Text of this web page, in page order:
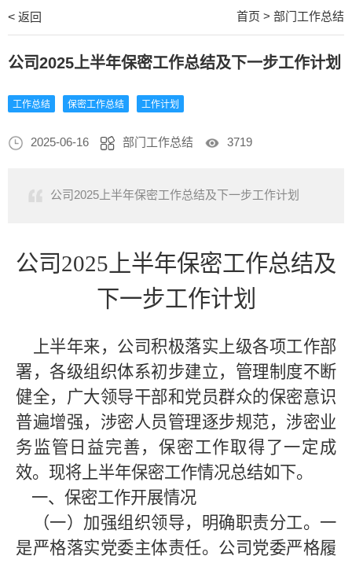
< 返回 首页 > 部门工作总结
公司2025上半年保密工作总结及下一步工作计划
工作总结 保密工作总结 工作计划
2025-06-16 部门工作总结 3719
公司2025上半年保密工作总结及下一步工作计划
公司2025上半年保密工作总结及
下一步工作计划
上半年来，公司积极落实上级各项工作部
署，各级组织体系初步建立，管理制度不断
健全，广大领导干部和党员群众的保密意识
普遍增强，涉密人员管理逐步规范，涉密业
务监管日益完善，保密工作取得了一定成
效。现将上半年保密工作情况总结如下。
一、保密工作开展情况
（一）加强组织领导，明确职责分工。 一
是严格落实党委主体责任。公司党委严格履